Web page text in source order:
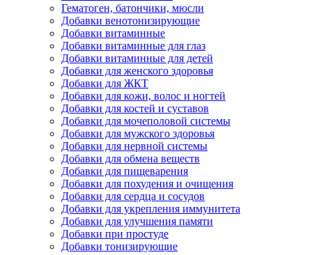
Гематоген, батончики, мюсли
Добавки венотонизирующие
Добавки витаминные
Добавки витаминные для глаз
Добавки витаминные для детей
Добавки для женского здоровья
Добавки для ЖКТ
Добавки для кожи, волос и ногтей
Добавки для костей и суставов
Добавки для мочеполовой системы
Добавки для мужского здоровья
Добавки для нервной системы
Добавки для обмена веществ
Добавки для пищеварения
Добавки для похудения и очищения
Добавки для сердца и сосудов
Добавки для укрепления иммунитета
Добавки для улучшения памяти
Добавки при простуде
Добавки тонизирующие